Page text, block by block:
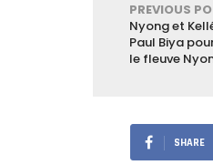
PREVIOUS
Nyong et
Paul Biya
le fleuve
SHARE